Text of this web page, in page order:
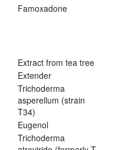
Famoxadone
Extract from tea tree
Extender
Trichoderma
asperellum (strain
T34)
Eugenol
Trichoderma